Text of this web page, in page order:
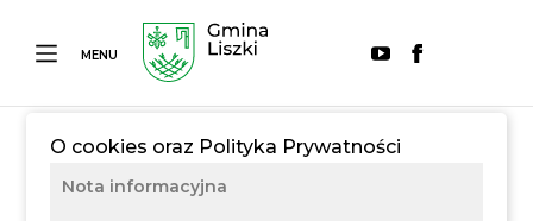
MENU
O cookies oraz Polityka Prywatności
Nota informacyjna